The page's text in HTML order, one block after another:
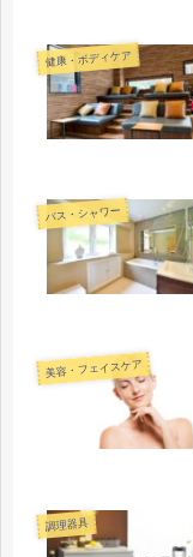
健康・ボディケア
バス・シャワー
美容・フェイスケア
調理器具